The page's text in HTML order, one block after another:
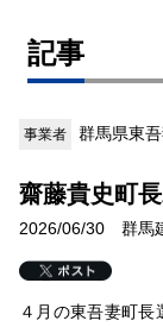
記事
事業者 群馬県東
齋藤貴史町
2026/06/30 群馬
４月の東吾妻町